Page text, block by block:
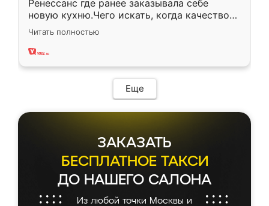
Ренессанс где ранее заказывала себе
новую кухню.Чего искать, когда качеством
вполне довольна. Служит кухня уже почти
два года, нареканий нет.
Читать полностью
Еще
ЗАКАЗАТЬ
БЕСПЛАТНОЕ ТАКСИ
ДО НАШЕГО САЛОНА
Из любой точки Москвы и